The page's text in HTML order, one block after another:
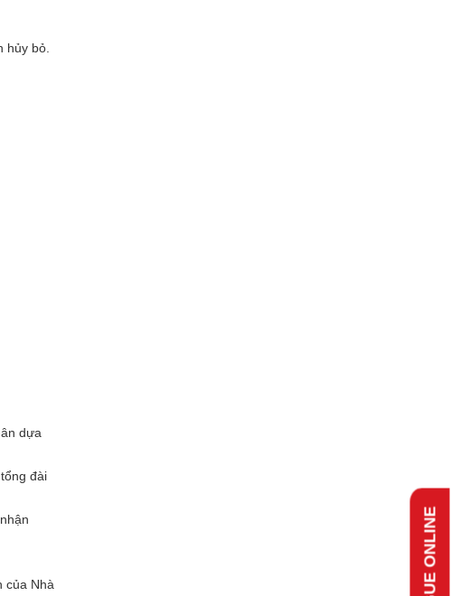
hủy bỏ.
dựa
đài
của Nhà